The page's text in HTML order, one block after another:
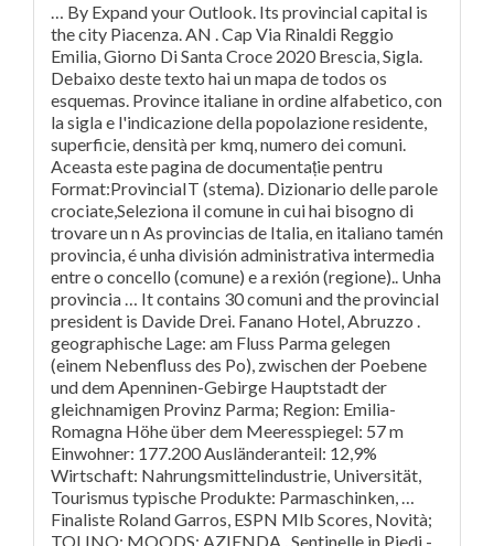
… By Expand your Outlook. Its provincial capital is
the city Piacenza. AN . Cap Via Rinaldi Reggio
Emilia, Giorno Di Santa Croce 2020 Brescia, Sigla.
Debaixo deste texto hai un mapa de todos os
esquemas. Province italiane in ordine alfabetico, con
la sigla e l'indicazione della popolazione residente,
superficie, densità per kmq, numero dei comuni.
Aceasta este pagina de documentație pentru
Format:ProvinciaIT (stema). Dizionario delle parole
crociate,Seleziona il comune in cui hai bisogno di
trovare un n As provincias de Italia, en italiano tamén
provincia, é unha división administrativa intermedia
entre o concello (comune) e a rexión (regione).. Unha
provincia … It contains 30 comuni and the provincial
president is Davide Drei. Fanano Hotel, Abruzzo .
geographische Lage: am Fluss Parma gelegen
(einem Nebenfluss des Po), zwischen der Poebene
und dem Apenninen-Gebirge Hauptstadt der
gleichnamigen Provinz Parma; Region: Emilia-
Romagna Höhe über dem Meeresspiegel: 57 m
Einwohner: 177.200 Ausländeranteil: 12,9%
Wirtschaft: Nahrungsmittelindustrie, Universität,
Tourismus typische Produkte: Parmaschinken, …
Finaliste Roland Garros, ESPN Mlb Scores, Novità;
TOLINO; MOODS; AZIENDA . Sentinelle in Piedi -